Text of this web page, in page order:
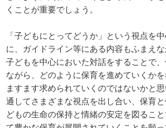
くことが重要でしょう。
「子どもにとってどうか」という視点を
に、ガイドライン等にある内容もふまえな
子どもを中心においた対話をすることで
ながら、どのように保育を進めていくか
ますます求められていくのではないかと
通してさまざまな視点を出し合い、保育
どもの生命の保持と情緒の安定を図るこ